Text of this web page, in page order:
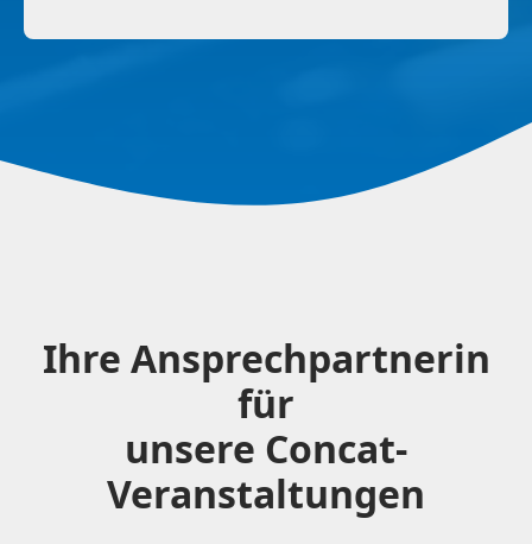
Ihre Ansprechpartnerin
für
unsere Concat-
Veranstaltungen